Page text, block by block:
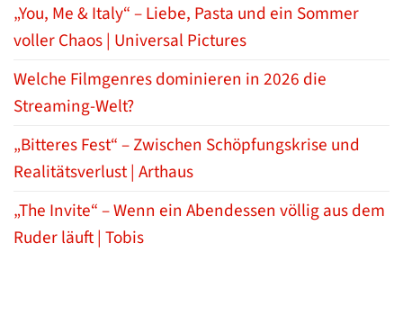
„You, Me & Italy“ – Liebe, Pasta und ein Sommer
voller Chaos | Universal Pictures
Welche Filmgenres dominieren in 2026 die
Streaming-Welt?
„Bitteres Fest“ – Zwischen Schöpfungskrise und
Realitätsverlust | Arthaus
„The Invite“ – Wenn ein Abendessen völlig aus dem
Ruder läuft | Tobis